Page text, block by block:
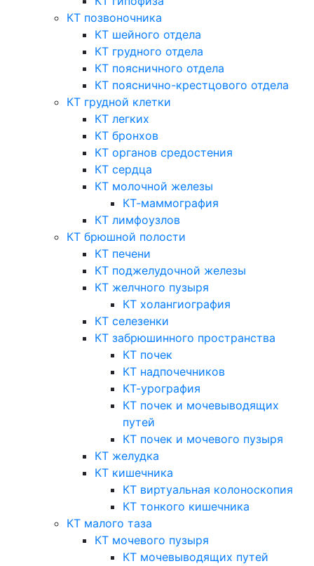
КТ позвоночника
КТ шейного отдела
КТ грудного отдела
КТ поясничного отдела
КТ пояснично-крестцового отдела
КТ грудной клетки
КТ легких
КТ бронхов
КТ органов средостения
КТ сердца
КТ молочной железы
КТ-маммография
КТ лимфоузлов
КТ брюшной полости
КТ печени
КТ поджелудочной железы
КТ желчного пузыря
КТ холангиография
КТ селезенки
КТ забрюшинного пространства
КТ почек
КТ надпочечников
КТ-урография
КТ почек и мочевыводящих
путей
КТ почек и мочевого пузыря
КТ желудка
КТ кишечника
КТ виртуальная колоноскопия
КТ тонкого кишечника
КТ малого таза
КТ мочевого пузыря
КТ мочевыводящих путей